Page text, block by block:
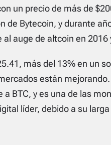
un precio de más de
de Bytecoin, y durante
auge de altcoin en 2016
más del 13% en un
están
BTC, y es una de las
líder, debido a su